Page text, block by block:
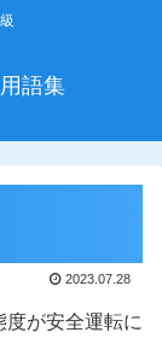
語集
2023.07.28
が安全運転に